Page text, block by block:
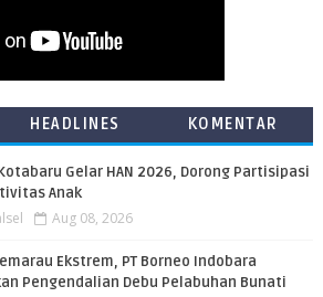
HEADLINES KOMENTAR
Gelar HAN 2026, Dorong Partisipasi
Anak
Aug 08, 2026
Ekstrem, PT Borneo Indobara
Pengendalian Debu Pelabuhan Bunati